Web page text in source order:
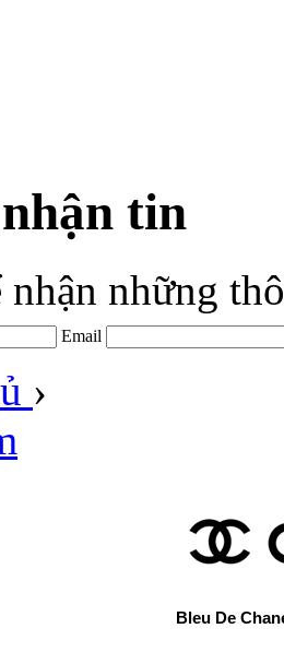
tin
những
Email
›
Bleu De